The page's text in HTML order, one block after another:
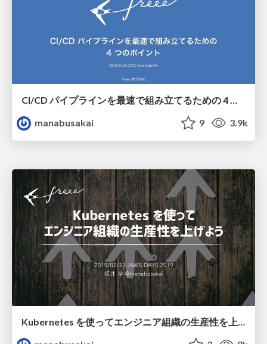
CI/CD パイプラインを最速で組み立てるための 4 つのポイント / Four points to assemble the CI CD pipeline fastest
manabusakai
9 3.9k
Kubernetes を使ってエンジニア組織の生産性を上げよう / kubernetes-and-engineer-productivity